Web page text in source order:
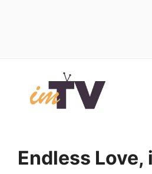
contenuto
Endless Love,